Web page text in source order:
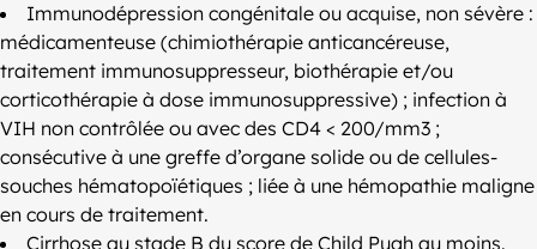
Immunodépression congénitale ou acquise, non sévère :
médicamenteuse (chimiothérapie anticancéreuse,
traitement immunosuppresseur, biothérapie et/ou
corticothérapie à dose immunosuppressive) ; infection à
VIH non contrôlée ou avec des CD4 < 200/mm3 ;
consécutive à une greffe d’organe solide ou de cellules-
souches hématopoïétiques ; liée à une hémopathie maligne
en cours de traitement.
Cirrhose au stade B du score de Child Pugh au moins.